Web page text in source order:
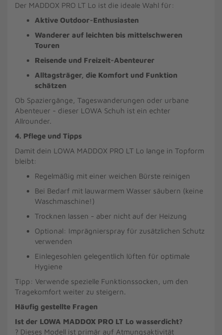
Der MADDOX PRO LT Lo ist die ideale Wahl für:
Aktive Outdoor-Enthusiasten
Wanderer auf leichten bis mittelschweren
Touren
Reisende und Freizeit-Abenteurer
Alltagsträger, die Komfort und Funktion
schätzen
Ob Spaziergänge, Tageswanderungen oder urbane
Abenteuer - dieser LOWA Schuh ist ein echter
Allrounder.
4. Pflege und Tipps
Damit dein LOWA MADDOX PRO LT Lo lange in Topform
bleibt:
Regelmäßig mit einer weichen Bürste reinigen
Bei Bedarf mit lauwarmem Wasser säubern (keine
Waschmaschine!)
Trocknen lassen - aber nicht auf der Heizung
Optional: Imprägnierspray für zusätzlichen Schutz
verwenden
Einlegesohlen gelegentlich lüften für optimale
Hygiene
Tipp: Verwende spezielle Funktionssocken, um den
Tragekomfort weiter zu steigern.
Häufig gestellte Fragen
Ist der LOWA MADDOX PRO LT Lo wasserdicht?
? Dieses Modell ist primär auf Atmungsaktivität